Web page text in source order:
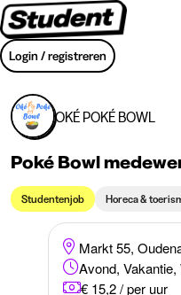
Login / registreren
OKÉ POKÉ BOWL
Poké Bowl
Studentenjob Horeca &
Markt 55,
Avond,
€ 15,2 / per uur